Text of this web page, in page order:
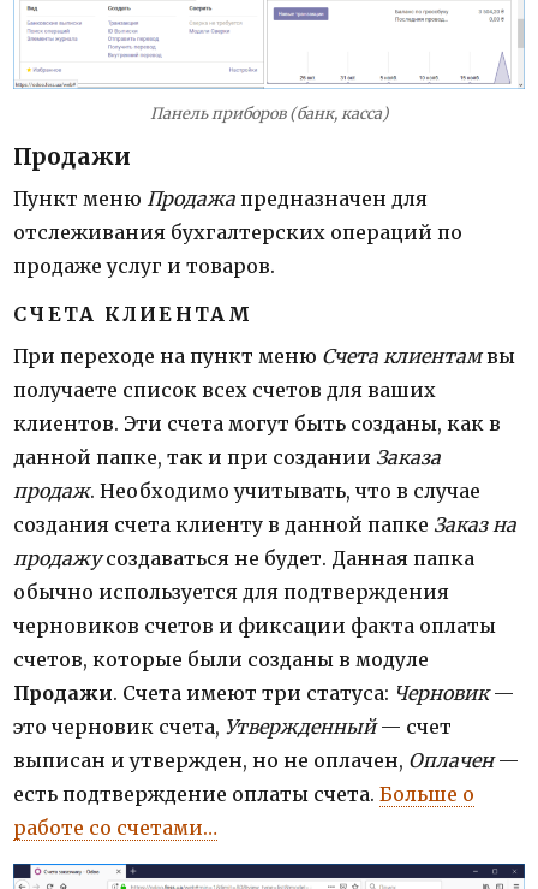
Панель приборов (банк, касса)
Продажи
Пункт менюПродажапредназначен для
отслеживания бухгалтерских операций по
продаже услуг и товаров.
СЧЕТА КЛИЕНТАМ
При переходе на пункт меню Счета клиентамвы
получаете список всех счетов для ваших
клиентов. Эти счета могут быть созданы, как в
данной папке, так и при создании Заказа
продаж. Необходимо учитывать, что в случае
создания счета клиенту в данной папкеЗаказ на
продажусоздаваться не будет. Данная папка
обычно используется для подтверждения
черновиков счетов и фиксации факта оплаты
счетов, которые были созданы в модуле
Продажи. Счета имеют три статуса: Черновик—
это черновик счета, Утвержденный— счет
выписан и утвержден, но не оплачен, Оплачен—
есть подтверждение оплаты счета.Больше о
работе со счетами…